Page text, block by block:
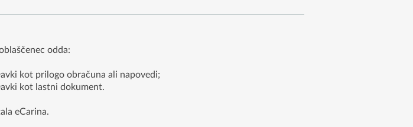
odda:
kot prilogo obračuna ali napovedi;
kot lastni dokument.
eCarina.